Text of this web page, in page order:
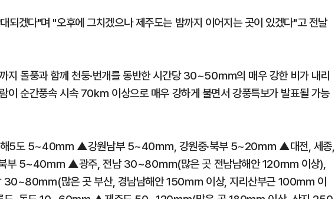
되겠다"며 "오후에 그치겠으나 제주도는 밤까지 이어지는 곳이 있겠다"고 전날
지 돌풍과 함께 천둥·번개를 동반한 시간당 30~50㎜의 매우 강한 비가 내리
이 순간풍속 시속 70㎞ 이상으로 매우 강하게 불면서 강풍특보가 발표될 가능
해5도 5~40㎜ ▲강원남부 5~40㎜, 강원중·북부 5~20㎜ ▲대전, 세종,
부 5~40㎜ ▲광주, 전남 30~80㎜(많은 곳 전남남해안 120㎜ 이상),
㎜(많은 곳 부산, 경남남해안 150㎜ 이상, 지리산부근 100㎜ 이